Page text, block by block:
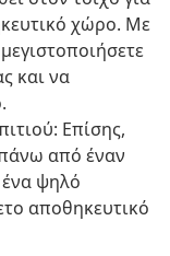
χώρο. Με
και να
Επίσης,
από έναν
ψηλό
αποθηκευτικό